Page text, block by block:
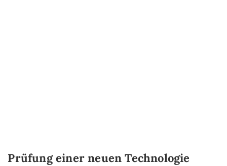
Prüfung einer neuen Technologie